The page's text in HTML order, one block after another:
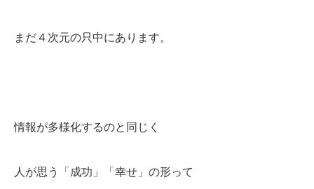
まだ４次元の只中にあります。
情報が多様化するのと同じく
人が思う「成功」「幸せ」の形って